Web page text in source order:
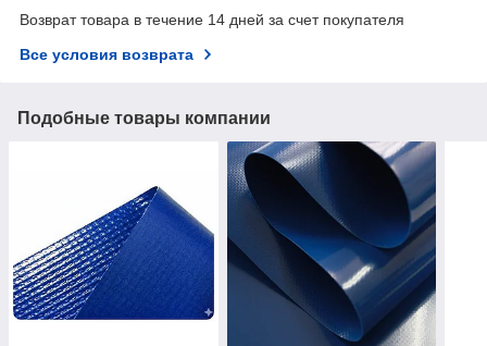
Возврат товара в течение 14 дней за счет покупателя
Все условия возврата
Подобные товары компании